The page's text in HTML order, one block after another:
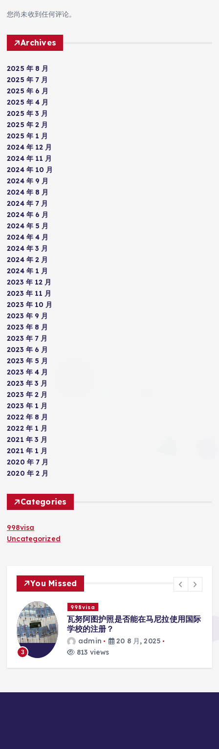
您尚未收到任何评论。
Archives
2025 年 8 月
2025 年 7 月
2025 年 6 月
2025 年 4 月
2025 年 3 月
2025 年 2 月
2025 年 1 月
2024 年 12 月
2024 年 11 月
2024 年 10 月
2024 年 9 月
2024 年 8 月
2024 年 7 月
2024 年 6 月
2024 年 5 月
2024 年 4 月
2024 年 3 月
2024 年 2 月
2024 年 1 月
2023 年 12 月
2023 年 11 月
2023 年 10 月
2023 年 9 月
2023 年 8 月
2023 年 7 月
2023 年 6 月
2023 年 5 月
2023 年 4 月
2023 年 3 月
2023 年 2 月
2023 年 1 月
2022 年 8 月
2022 年 1 月
2021 年 3 月
2021 年 1 月
2020 年 7 月
2020 年 2 月
Categories
998visa
Uncategorized
You Missed
3
998visa
瓦努阿图护照是否能在马尼拉使用国际
学校的注册？
admin
20 8 月, 2025
813 views